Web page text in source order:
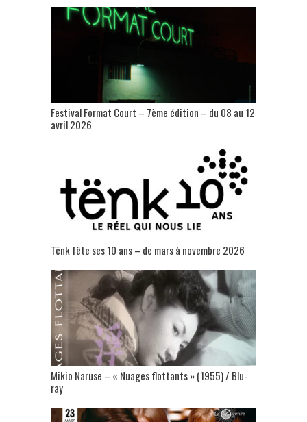
Festival Format Court – 7ème édition – du 08 au 12
avril 2026
Tënk fête ses 10 ans – de mars à novembre 2026
Mikio Naruse – « Nuages flottants » (1955) / Blu-
ray